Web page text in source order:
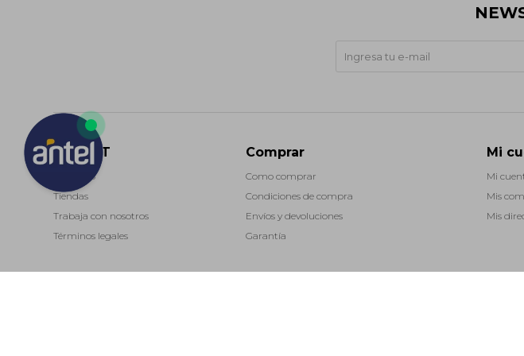
MARKET
Contacto
Tiendas
Trabaja con nosotros
Términos legales
Comprar
Como comprar
Condiciones de compra
Envíos y devoluciones
Garantía
Mi
Mi
Mis
Mis